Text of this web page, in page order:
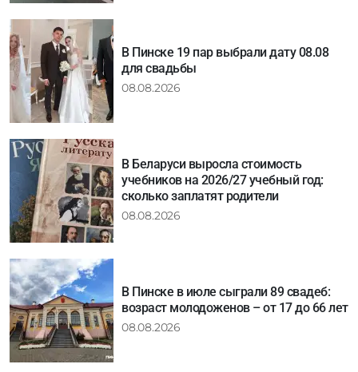
В Пинске 19 пар выбрали дату 08.08
для свадьбы
08.08.2026
В Беларуси выросла стоимость
учебников на 2026/27 учебный год:
сколько заплатят родители
08.08.2026
В Пинске в июле сыграли 89 свадеб:
возраст молодоженов – от 17 до 66 лет
08.08.2026